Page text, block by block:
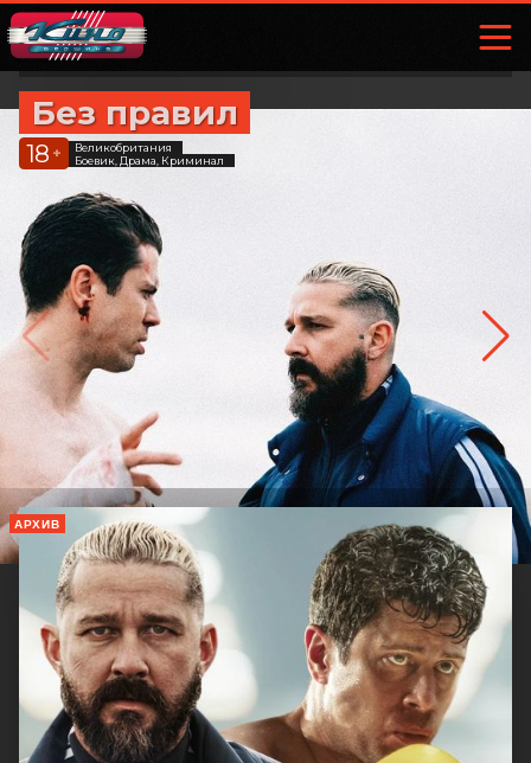
Без правил
18 +
Великобритания
Боевик, Драма, Криминал
АРХИВ